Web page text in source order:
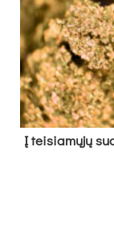
Į tei­sia­mų­jų